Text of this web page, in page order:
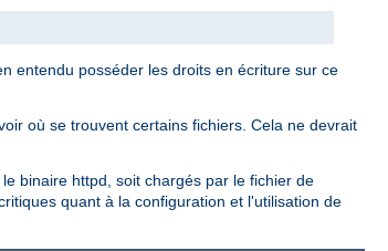
entendu posséder les droits en écriture sur ce
où se trouvent certains fichiers. Cela ne devrait
binaire httpd, soit chargés par le fichier de
quant à la configuration et l'utilisation de